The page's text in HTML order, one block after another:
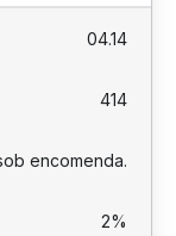
04.14
414
encomenda.
2%